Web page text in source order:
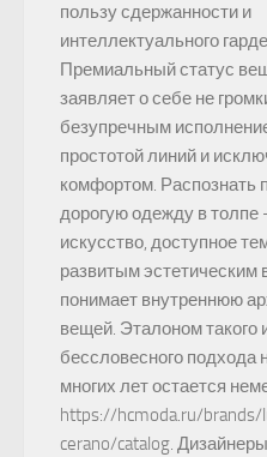
пользу сдержанности и
интеллектуального
Премиальный статус
заявляет о себе не
безупречным
простотой линий и
комфортом. Распознать
дорогую одежду в
искусство, доступное
развитым эстетическим
понимает внутреннюю
вещей. Эталоном такого
бессловесного подхода
многих лет остается
https://hcmoda.ru/brands/
cerano/catalog.